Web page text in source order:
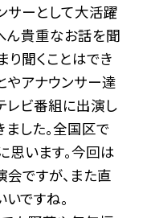
サーとして大活躍
ん貴重なお話を聞
り聞くことはでき
やアナウンサー達
レビ番組に出演し
した。全国区で
思います。今回は
ですが、また直
ですね。